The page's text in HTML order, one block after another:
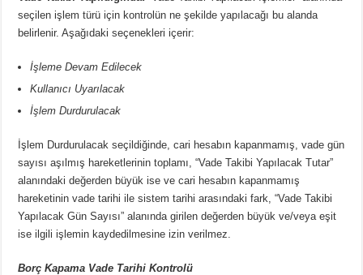
seçilen işlem türü için kontrolün ne şekilde yapılacağı bu alanda
belirlenir. Aşağıdaki seçenekleri içerir:
İşleme Devam Edilecek
Kullanıcı Uyarılacak
İşlem Durdurulacak
İşlem Durdurulacak seçildiğinde, cari hesabın kapanmamış, vade gün
sayısı aşılmış hareketlerinin toplamı, “Vade Takibi Yapılacak Tutar”
alanındaki değerden büyük ise ve cari hesabın kapanmamış
hareketinin vade tarihi ile sistem tarihi arasındaki fark, “Vade Takibi
Yapılacak Gün Sayısı” alanında girilen değerden büyük ve/veya eşit
ise ilgili işlemin kaydedilmesine izin verilmez.
Borç Kapama Vade Tarihi Kontrolü